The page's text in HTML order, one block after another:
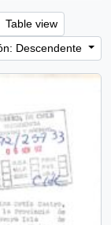
Table view
Descendente